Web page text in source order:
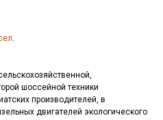
.
шоссейной техники
производителей, в
двигателей экологического